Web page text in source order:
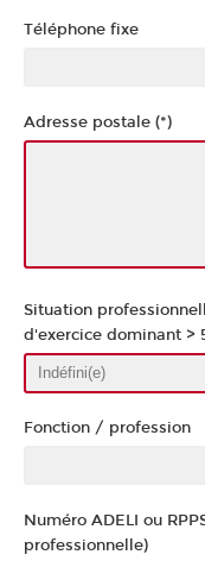
Téléphone fixe
Adresse postale (*)
Situation
d'exercice dominant >
Fonction / profession
Numéro ADELI ou
professionnelle)